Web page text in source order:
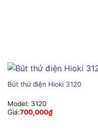
Bút thử điện Hioki 3120
Model: 3120
Giá:700,000₫